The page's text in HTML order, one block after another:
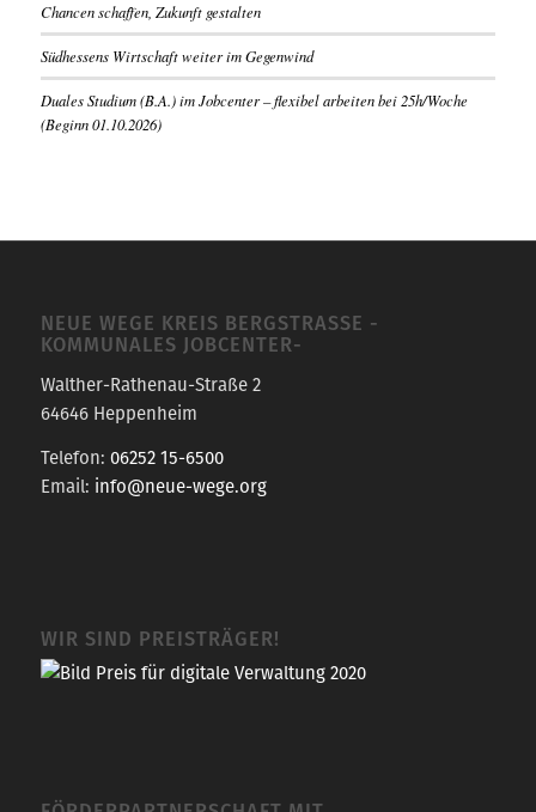
Chancen schaffen, Zukunft gestalten
Südhessens Wirtschaft weiter im Gegenwind
Duales Studium (B.A.) im Jobcenter – flexibel arbeiten bei 25h/Woche
(Beginn 01.10.2026)
NEUE WEGE KREIS BERGSTRASSE -K
OMMUNALES JOBCENTER-
Walther-Rathenau-Straße 2
64646 Heppenheim
Telefon: 06252 15-6500
Email: info@neue-wege.org
WIR SIND PREISTRÄGER!